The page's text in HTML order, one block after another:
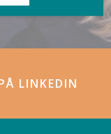
LINKEDIN